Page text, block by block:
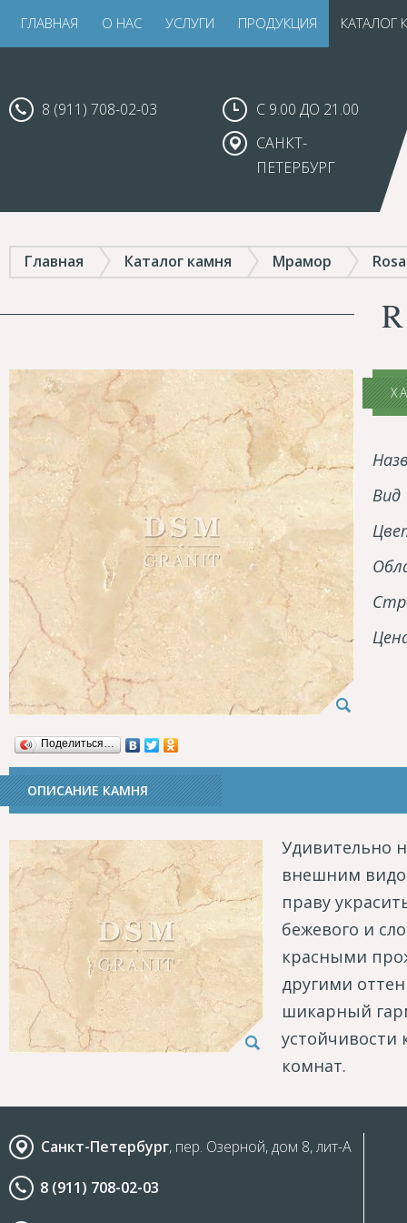
ГЛАВНАЯ О НАС УСЛУГИ ПРОДУКЦИЯ КАТАЛОГ
8 (911) 708-02-03
С 9.00 ДО 21.00
САНКТ-
ПЕТЕРБУРГ
Главная Каталог камня Мрамор
Вид
Поделиться…
ОПИСАНИЕ КАМНЯ
Удивительно
внешним
праву
бежевого и
красными
другими
шикарный
устойчивости
комнат.
Санкт-Петербург, пер. Озерной, дом 8, лит-А
8 (911) 708-02-03